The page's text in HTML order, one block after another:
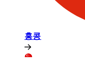
홍콩​​